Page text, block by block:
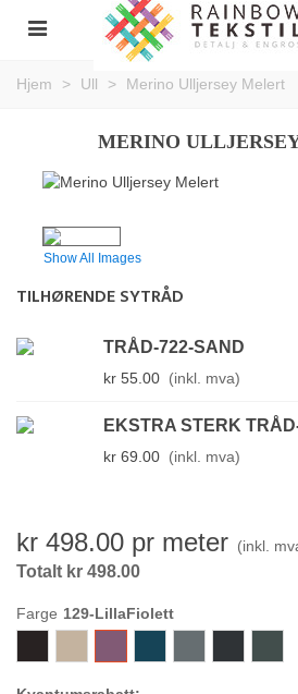
Hjem > Ull > Merino Ulljersey Melert
MERINO
Show All Images
TILHØRENDE SYTRÅD
TRÅD-722-SAND
kr 55.00 (inkl. mva)
EKSTRA STERK
kr 69.00 (inkl. mva)
kr 498.00 pr meter (inkl.
Totalt kr 498.00
Farge
MørkBrun
Sand LillaFiolettPetrolBlåKoksGråGråSvart